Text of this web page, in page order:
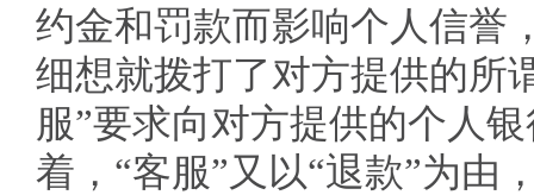
约金和罚款而影响个人信誉
细想就拨打了对方提供的所
服”要求向对方提供的个人
着，“客服”又以“退款”为由